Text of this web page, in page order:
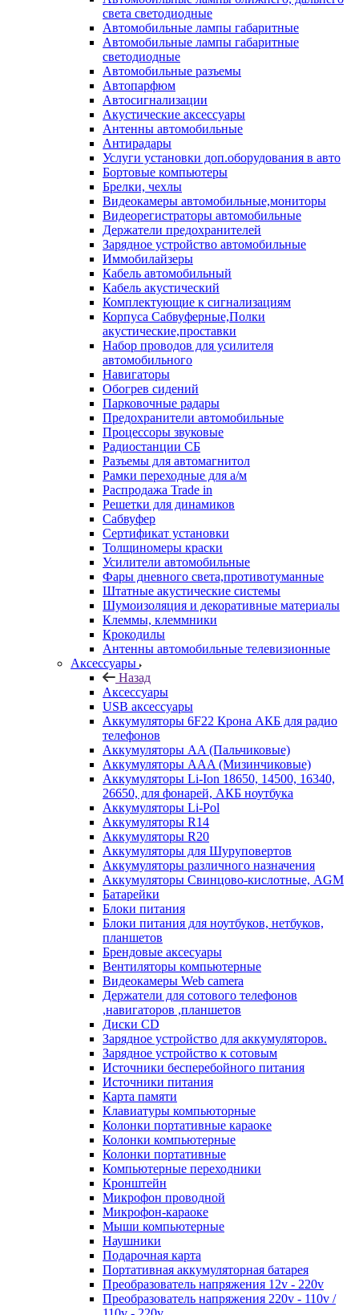
света светодиодные
Автомобильные лампы габаритные
Автомобильные лампы габаритные
светодиодные
Автомобильные разъемы
Автопарфюм
Автосигнализации
Акустические аксессуары
Антенны автомобильные
Антирадары
Услуги установки доп.оборудования в авто
Бортовые компьютеры
Брелки, чехлы
Видеокамеры автомобильные,мониторы
Видеорегистраторы автомобильные
Держатели предохранителей
Зарядное устройство автомобильные
Иммобилайзеры
Кабель автомобильный
Кабель акустический
Комплектующие к сигнализациям
Корпуса Сабвуферные,Полки
акустические,проставки
Набор проводов для усилителя
автомобильного
Навигаторы
Обогрев сидений
Парковочные радары
Предохранители автомобильные
Процессоры звуковые
Радиостанции СБ
Разъемы для автомагнитол
Рамки переходные для а/м
Распродажа Trade in
Решетки для динамиков
Сабвуфер
Сертификат установки
Толщиномеры краски
Усилители автомобильные
Фары дневного света,противотуманные
Штатные акустические системы
Шумоизоляция и декоративные материалы
Клеммы, клеммники
Крокодилы
Антенны автомобильные телевизионные
Аксессуары
Назад
Аксессуары
USB аксессуары
Аккумуляторы 6F22 Крона АКБ для радио
телефонов
Аккумуляторы AA (Пальчиковые)
Аккумуляторы AAA (Мизинчиковые)
Аккумуляторы Li-Ion 18650, 14500, 16340,
26650, для фонарей, АКБ ноутбука
Аккумуляторы Li-Pol
Аккумуляторы R14
Аккумуляторы R20
Аккумуляторы для Шуруповертов
Аккумуляторы различного назначения
Аккумуляторы Свинцово-кислотные, AGM
Батарейки
Блоки питания
Блоки питания для ноутбуков, нетбуков,
планшетов
Брендовые аксесуары
Вентиляторы компьютерные
Видеокамеры Web camera
Держатели для сотового телефонов
,навигаторов ,планшетов
Диски CD
Зарядное устройство для аккумуляторов.
Зарядное устройство к сотовым
Источники бесперебойного питания
Источники питания
Карта памяти
Клавиатуры компьюторные
Колонки портативные караоке
Колонки компьютерные
Колонки портативные
Компьютерные переходники
Кронштейн
Микрофон проводной
Микрофон-караоке
Мыши компьютерные
Наушники
Подарочная карта
Портативная аккумуляторная батарея
Преобразователь напряжения 12v - 220v
Преобразователь напряжения 220v - 110v /